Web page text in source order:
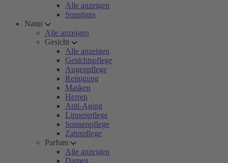
Alle anzeigen
Sonstiges
Natur
Alle anzeigen
Gesicht
Alle anzeigen
Gesichtspflege
Augenpflege
Reinigung
Masken
Herren
Anti-Aging
Lippenpflege
Sonnenpflege
Zahnpflege
Parfum
Alle anzeigen
Damen